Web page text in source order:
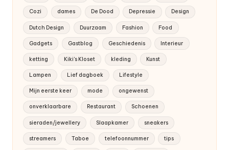
Cozi dames De Dood Depressie Design
Dutch Design Duurzaam Fashion Food
Gadgets Gastblog Geschiedenis Interieur
ketting Kiki's Kloset kleding Kunst
Lampen Lief dagboek Lifestyle
Mijn eerste keer mode ongewenst
onverklaarbare Restaurant Schoenen
sieraden/jewellery Slaapkamer sneakers
streamers Taboe telefoonnummer tips